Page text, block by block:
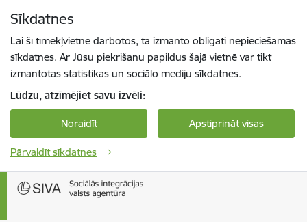
Sīkdatnes
Lai šī tīmekļvietne darbotos, tā izmanto obligāti nepieciešamās
sīkdatnes. Ar Jūsu piekrišanu papildus šajā vietnē var tikt
izmantotas statistikas un sociālo mediju sīkdatnes.
Lūdzu, atzīmējiet savu izvēli:
Noraidīt Apstiprināt visas
Pārvaldīt sīkdatnes